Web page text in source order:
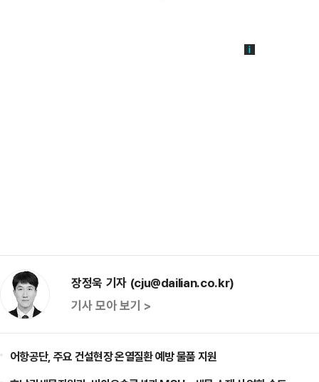
장정욱 기자 (cju@dailian.co.kr)
기사 모아 보기 >
어항공단, 주요 건설현장 온열질환 예방 물품 지원